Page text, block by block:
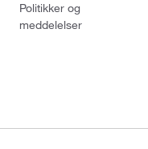
Politikker og
meddelelser